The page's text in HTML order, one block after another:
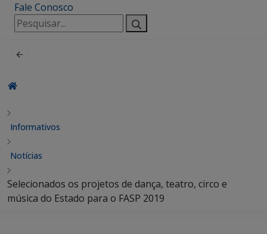
Fale Conosco
Pesquisar
por:
Informativos
Notícias
Selecionados os projetos de dança, teatro, circo e
música do Estado para o FASP 2019